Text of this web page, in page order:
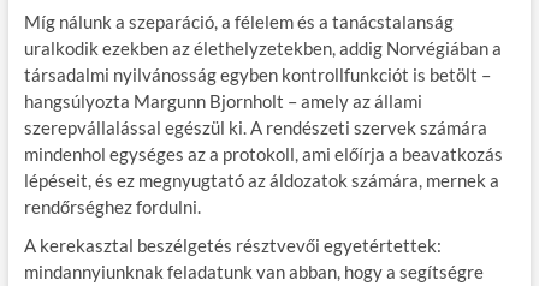
Míg nálunk a szeparáció, a félelem és a tanácstalanság
uralkodik ezekben az élethelyzetekben, addig Norvégiában a
társadalmi nyilvánosság egyben kontrollfunkciót is betölt –
hangsúlyozta Margunn Bjornholt – amely az állami
szerepvállalással egészül ki. A rendészeti szervek számára
mindenhol egységes az a protokoll, ami előírja a beavatkozás
lépéseit, és ez megnyugtató az áldozatok számára, mernek a
rendőrséghez fordulni.
A kerekasztal beszélgetés résztvevői egyetértettek:
mindannyiunknak feladatunk van abban, hogy a segítségre